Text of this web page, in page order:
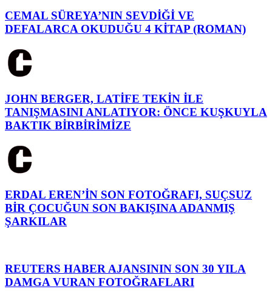
CEMAL SÜREYA’NIN SEVDİĞİ VE
DEFALARCA OKUDUĞU 4 KİTAP (ROMAN)
JOHN BERGER, LATİFE TEKİN İLE
TANIŞMASINI ANLATIYOR: ÖNCE KUŞKUYLA
BAKTIK BİRBİRİMİZE
ERDAL EREN’İN SON FOTOĞRAFI, SUÇSUZ
BİR ÇOCUĞUN SON BAKIŞINA ADANMIŞ
ŞARKILAR
REUTERS HABER AJANSININ SON 30 YILA
DAMGA VURAN FOTOĞRAFLARI